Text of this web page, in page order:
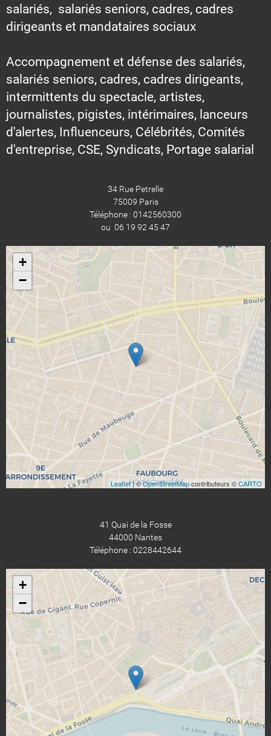
salariés, salariés seniors, cadres, cadres
dirigeants et mandataires sociaux
Accompagnement et défense des salariés,
salariés seniors, cadres, cadres dirigeants,
intermittents du spectacle, artistes,
journalistes, pigistes, intérimaires, lanceurs
d'alertes, Influenceurs, Célébrités, Comités
d'entreprise, CSE, Syndicats, Portage salarial
34 Rue Petrelle
75009 Paris
Téléphone : 0142560300
ou 06 19 92 45 47
+
−
Leaflet| ©OpenStreetMapcontributeurs ©CARTO
41 Quai de la Fosse
44000 Nantes
Téléphone : 0228442644
+
−